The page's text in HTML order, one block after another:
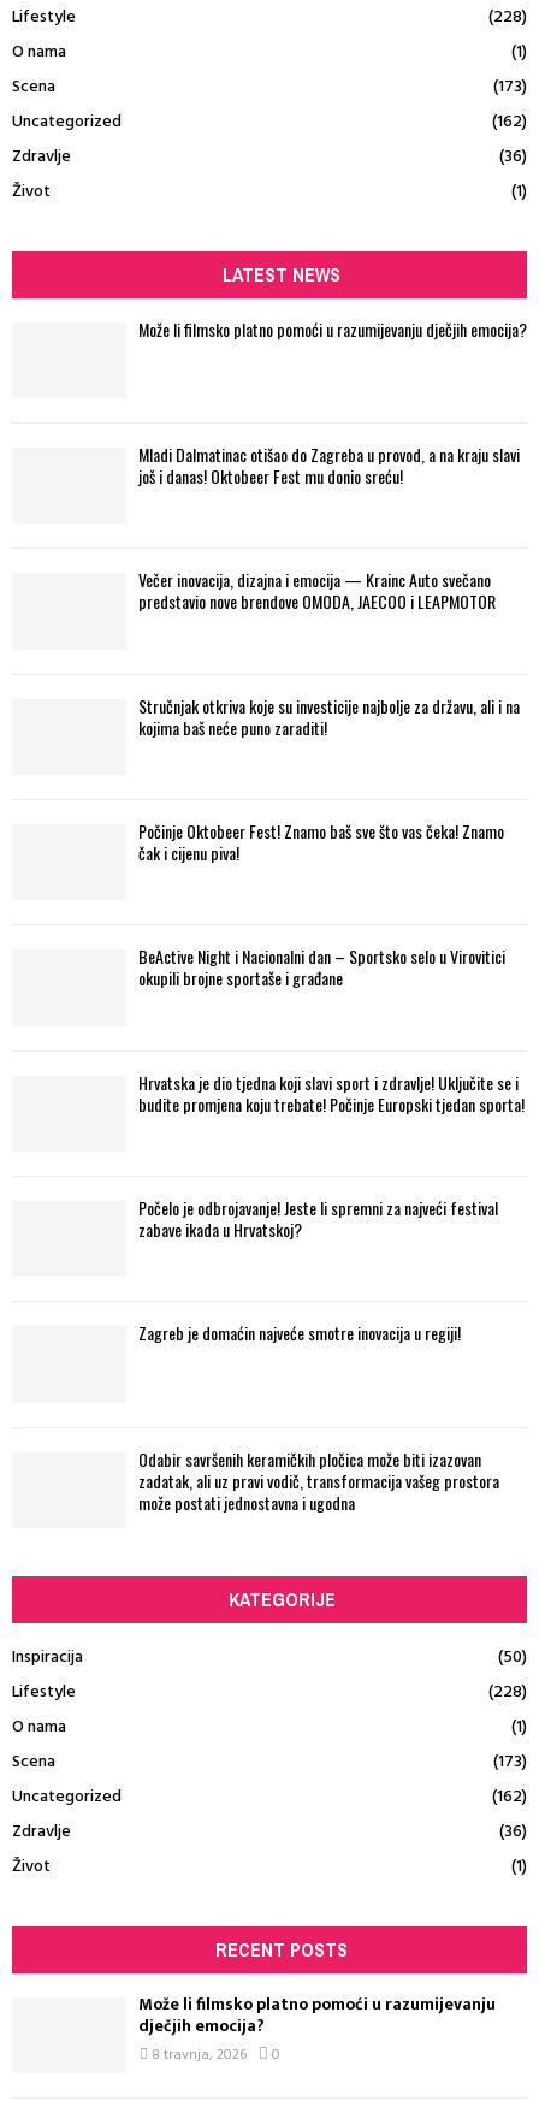
Lifestyle
(228)
O nama
(1)
Scena
(173)
Uncategorized
(162)
Zdravlje
(36)
Život
(1)
LATEST NEWS
Može li filmsko platno pomoći u razumijevanju dječjih emocija?
Mladi Dalmatinac otišao do Zagreba u provod, a na kraju slavi
još i danas! Oktobeer Fest mu donio sreću!
Večer inovacija, dizajna i emocija — Krainc Auto svečano
predstavio nove brendove OMODA, JAECOO i LEAPMOTOR
Stručnjak otkriva koje su investicije najbolje za državu, ali i na
kojima baš neće puno zaraditi!
Počinje Oktobeer Fest! Znamo baš sve što vas čeka! Znamo
čak i cijenu piva!
BeActive Night i Nacionalni dan – Sportsko selo u Virovitici
okupili brojne sportaše i građane
Hrvatska je dio tjedna koji slavi sport i zdravlje! Uključite se i
budite promjena koju trebate! Počinje Europski tjedan sporta!
Počelo je odbrojavanje! Jeste li spremni za najveći festival
zabave ikada u Hrvatskoj?
Zagreb je domaćin najveće smotre inovacija u regiji!
Odabir savršenih keramičkih pločica može biti izazovan
zadatak, ali uz pravi vodič, transformacija vašeg prostora
može postati jednostavna i ugodna
KATEGORIJE
Inspiracija
(50)
Lifestyle
(228)
O nama
(1)
Scena
(173)
Uncategorized
(162)
Zdravlje
(36)
Život
(1)
RECENT POSTS
Može li filmsko platno pomoći u razumijevanju
dječjih emocija?
8 travnja, 2026 0